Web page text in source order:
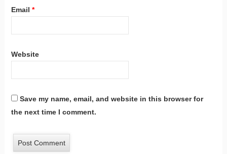
Email *
Website
Save my name, email, and website in this browser for
the next time I comment.